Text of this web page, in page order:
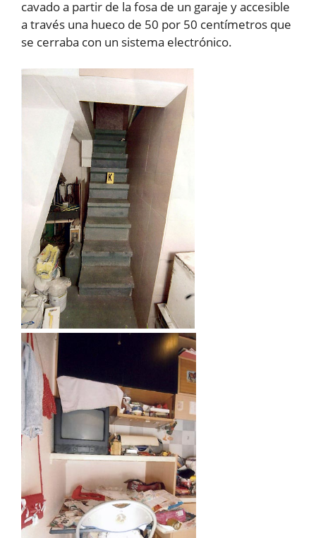
cavado a partir de la fosa de un garaje y accesible
a través una hueco de 50 por 50 centímetros que
se cerraba con un sistema electrónico.